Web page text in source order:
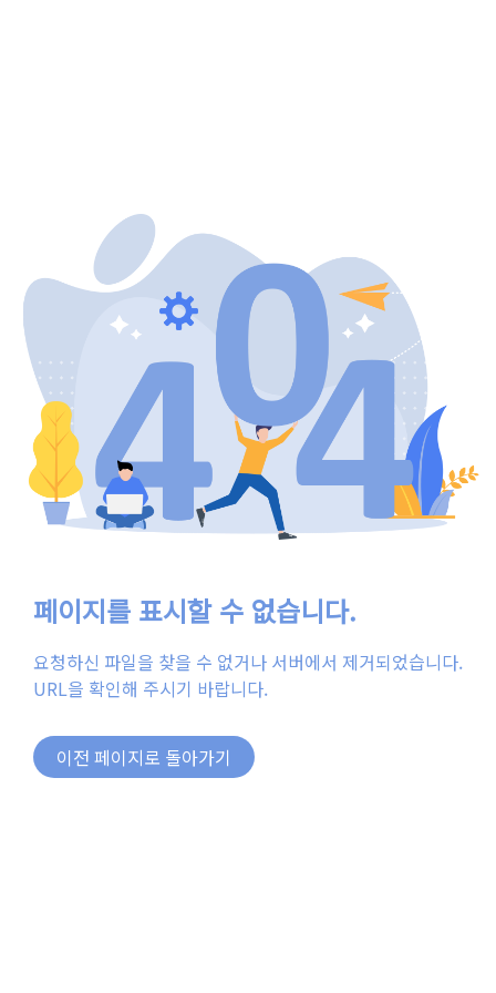
페이지를 표시할 수 없습니다.
요청하신 파일을 찾을 수 없거나 서버에서 제거되었습니다.
URL을 확인해 주시기 바랍니다.
이전 페이지로 돌아가기